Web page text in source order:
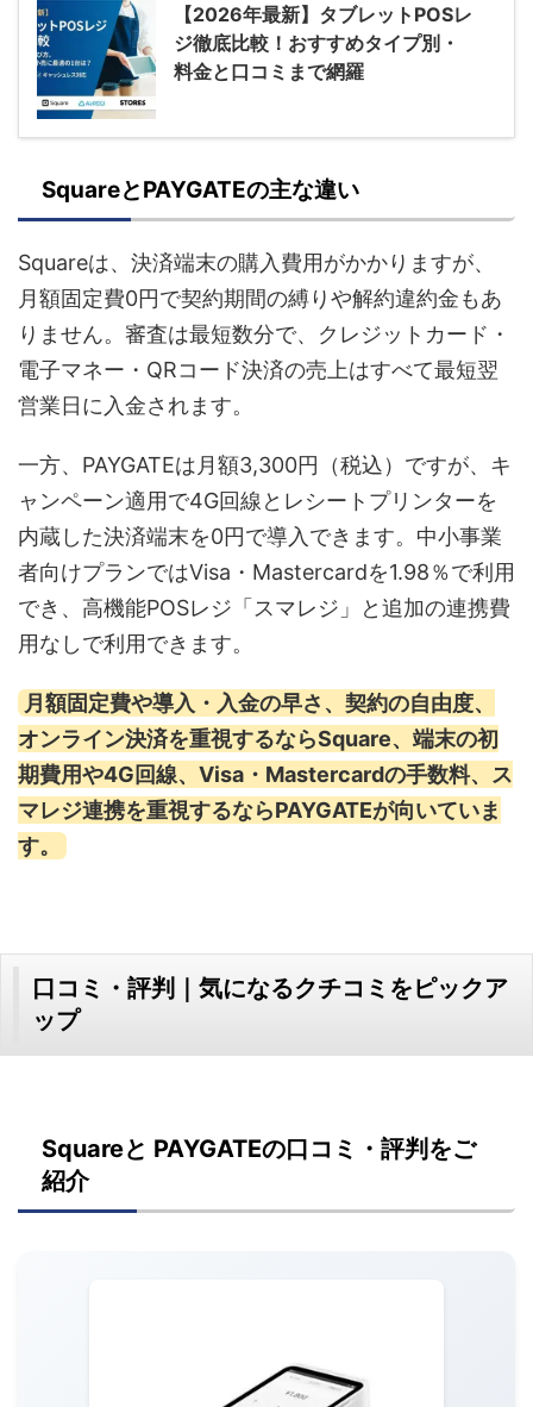
【2026年最新】タブレットPOSレ
ジ徹底比較！おすすめタイプ別・
料金と口コミまで網羅
SquareとPAYGATEの主な違い
Squareは、決済端末の購入費用がかかりますが、
月額固定費0円で契約期間の縛りや解約違約金もあ
りません。審査は最短数分で、クレジットカード・
電子マネー・QRコード決済の売上はすべて最短翌
営業日に入金されます。
一方、PAYGATEは月額3,300円（税込）ですが、キ
ャンペーン適用で4G回線とレシートプリンターを
内蔵した決済端末を0円で導入できます。中小事業
者向けプランではVisa・Mastercardを1.98％で利用
でき、高機能POSレジ「スマレジ」と追加の連携費
用なしで利用できます。
月額固定費や導入・入金の早さ、契約の自由度、
オンライン決済を重視するならSquare、端末の初
期費用や4G回線、Visa・Mastercardの手数料、ス
マレジ連携を重視するならPAYGATEが向いていま
す。
口コミ・評判｜気になるクチコミをピックア
ップ
Squareと PAYGATEの口コミ・評判をご
紹介